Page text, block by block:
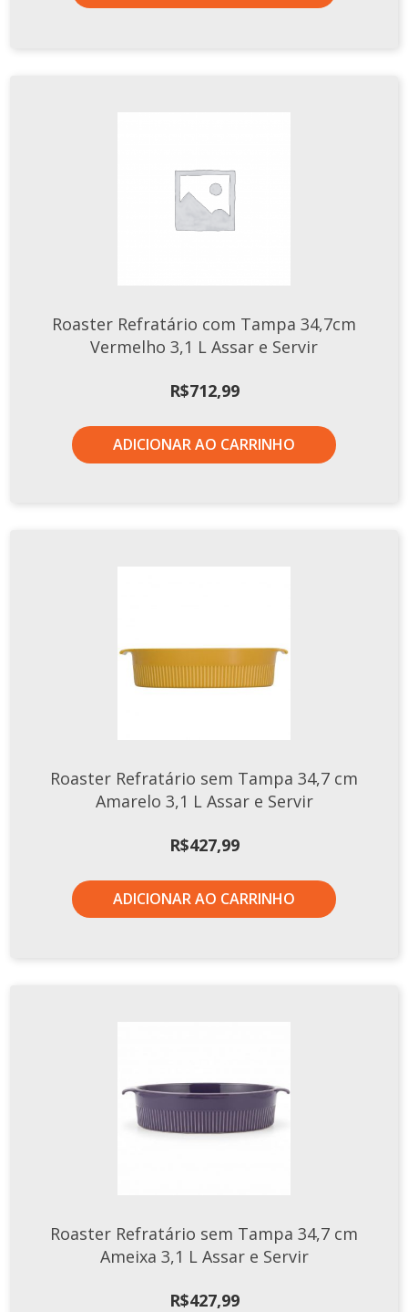
Roaster Refratário com Tampa 34,7cm
Vermelho 3,1 L Assar e Servir
R$712,99
ADICIONAR AO CARRINHO
Roaster Refratário sem Tampa 34,7 cm
Amarelo 3,1 L Assar e Servir
R$427,99
ADICIONAR AO CARRINHO
Roaster Refratário sem Tampa 34,7 cm
Ameixa 3,1 L Assar e Servir
R$427,99